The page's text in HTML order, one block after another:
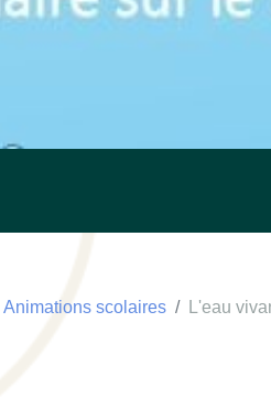
Animations scolaires L'eau